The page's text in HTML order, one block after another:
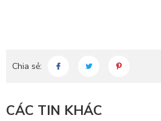
Chia sẻ:
CÁC TIN KHÁC